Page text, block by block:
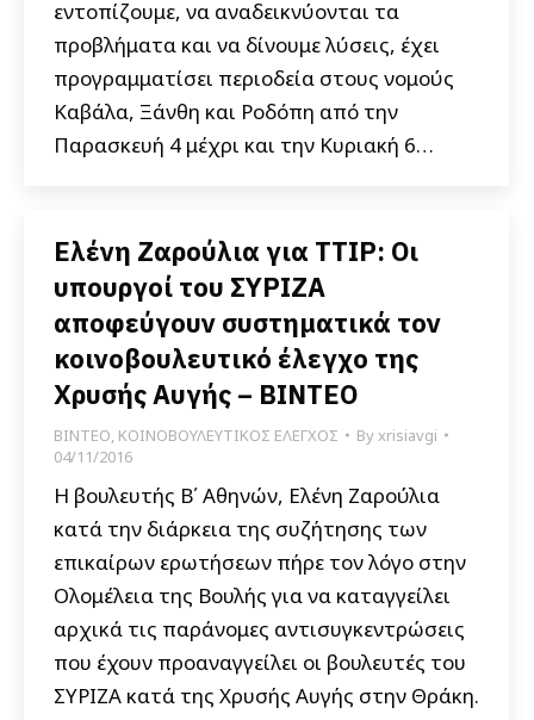
εντοπίζουμε, να αναδεικνύονται τα
προβλήματα και να δίνουμε λύσεις, έχει
προγραμματίσει περιοδεία στους νομούς
Καβάλα, Ξάνθη και Ροδόπη από την
Παρασκευή 4 μέχρι και την Κυριακή 6…
Ελένη Ζαρούλια για TTIP: Οι
υπουργοί του ΣΥΡΙΖΑ
αποφεύγουν συστηματικά τον
κοινοβουλευτικό έλεγχο της
Χρυσής Αυγής – ΒΙΝΤΕΟ
ΒΙΝΤΕΟ, ΚΟΙΝΟΒΟΥΛΕΥΤΙΚΟΣ ΕΛΕΓΧΟΣ Byxrisiavgi
04/11/2016
Η βουλευτής Β΄ Αθηνών, Ελένη Ζαρούλια
κατά την διάρκεια της συζήτησης των
επικαίρων ερωτήσεων πήρε τον λόγο στην
Ολομέλεια της Βουλής για να καταγγείλει
αρχικά τις παράνομες αντισυγκεντρώσεις
που έχουν προαναγγείλει οι βουλευτές του
ΣΥΡΙΖΑ κατά της Χρυσής Αυγής στην Θράκη.